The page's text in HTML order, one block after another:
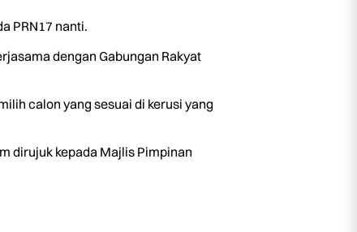
PRN17 nanti.
dengan Gabungan Rakyat
calon yang sesuai di kerusi yang
dirujuk kepada Majlis Pimpinan